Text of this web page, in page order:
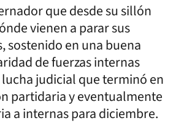
que desde su sillón
vienen a parar sus
sostenido en una buena
de fuerzas internas
judicial que terminó en
partidaria y eventualmente
a internas para diciembre.